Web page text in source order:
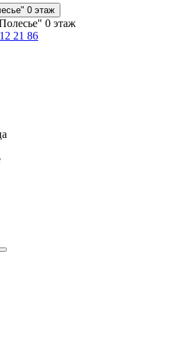
0 этаж
0 этаж
21 86